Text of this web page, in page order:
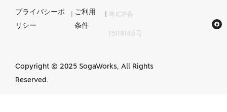
プライバシーポ
リシー
ご利用
条件
粤ICP备
15118146号
Copyright © 2025 SogaWorks, All Rights
Reserved.